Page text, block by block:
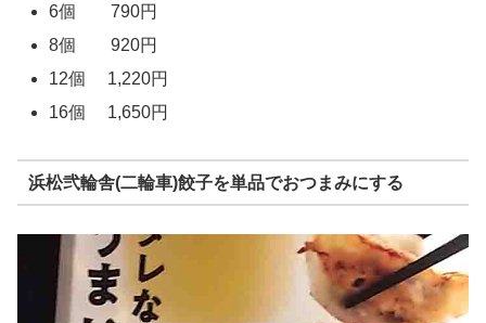
6個 790円
8個 920円
12個 1,220円
16個 1,650円
浜松弐輪舎(二輪車)餃子を単品でおつまみにする